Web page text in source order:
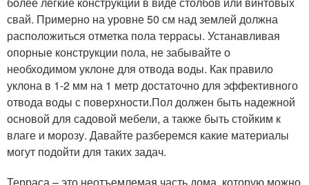
свай. Примерно на уровне 50 см над землей должна
расположиться отметка пола террасы. Устанавливая
опорные конструкции пола, не забывайте о
необходимом уклоне для отвода воды. Как правило
уклона в 1-2 мм на 1 метр достаточно для эффективного
отвода воды с поверхности.Пол должен быть надежной
основой для садовой мебели, а также быть стойким к
влаге и морозу. Давайте разберемся какие материалы
могут подойти для таких задач.